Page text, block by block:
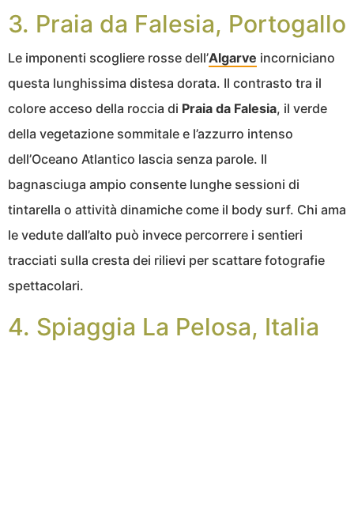
3. Praia da Falesia, Portogallo
Le imponenti scogliere rosse dell’Algarve incorniciano
questa lunghissima distesa dorata. Il contrasto tra il
colore acceso della roccia di Praia da Falesia, il verde
della vegetazione sommitale e l’azzurro intenso
dell’Oceano Atlantico lascia senza parole. Il
bagnasciuga ampio consente lunghe sessioni di
tintarella o attività dinamiche come il body surf. Chi ama
le vedute dall’alto può invece percorrere i sentieri
tracciati sulla cresta dei rilievi per scattare fotografie
spettacolari.
4. Spiaggia La Pelosa, Italia